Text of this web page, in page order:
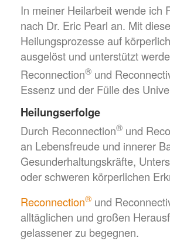
In meiner Heilarbeit wende ich
nach Dr. Eric Pearl an. Mit
Heilungsprozesse auf
ausgelöst und unterstützt
Reconnection® und
Essenz und der Fülle des
Heilungserfolge
Durch Reconnection® und
an Lebensfreude und innerer
Gesunderhaltungskräfte,
oder schweren körperlichen
Reconnection® und
alltäglichen und großen
gelassener zu begegnen.